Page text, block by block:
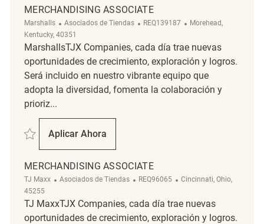
MERCHANDISING ASSOCIATE
Marshalls Categoría
Asociados de Tiendas ReqId
REQ139187 Ubicación
Morehead,
Kentucky, 40351
MarshallsTJX Companies, cada día trae nuevas
oportunidades de crecimiento, exploración y logros.
Será incluido en nuestro vibrante equipo que
adopta la diversidad, fomenta la colaboración y
prioriz...
Salvar Merchandising Associate REQ139187
Aplicar Ahora
Merchandising Associate
MERCHANDISING ASSOCIATE
TJ Maxx Categoría
Asociados de Tiendas ReqId
REQ96065 Ubicación
Cincinnati, Ohio,
45255
TJ MaxxTJX Companies, cada día trae nuevas
oportunidades de crecimiento, exploración y logros.